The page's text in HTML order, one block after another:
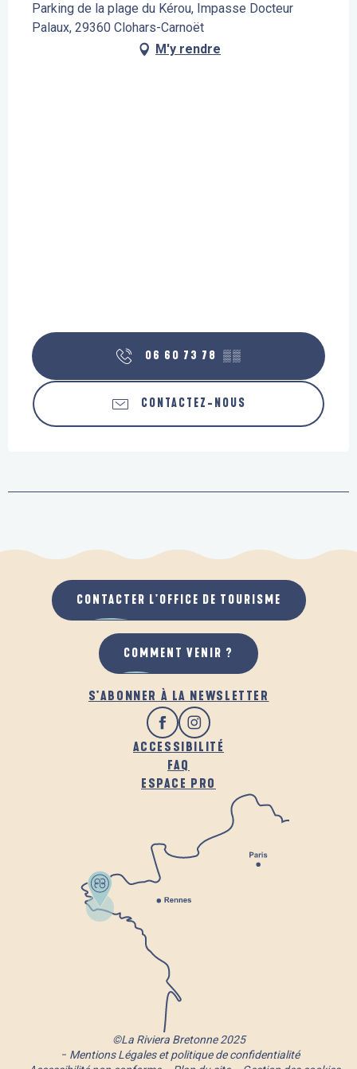
Parking de la plage du Kérou, Impasse Docteur
Palaux, 29360 Clohars-Carnoët
M'y rendre
06 60 73 78 ▒▒
CONTACTEZ-NOUS
S'ABONNER À LA NEWSLETTER
ACCESSIBILITÉ
FAQ
ESPACE PRO
CONTACTER L'OFFICE DE TOURISME
COMMENT VENIR ?
©La Riviera Bretonne 2025
Mentions Légales et politique de confidentialité